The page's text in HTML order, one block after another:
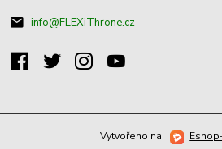
info@FLEXiThrone.cz
Vytvořeno na